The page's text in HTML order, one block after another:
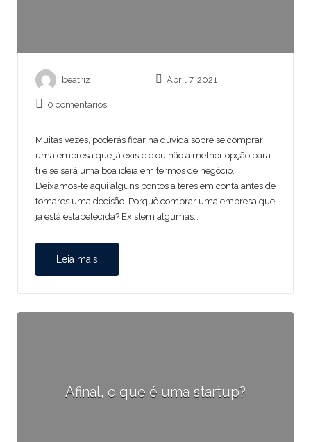
beatriz Abril 7, 2021
0 comentários
Muitas vezes, poderás ficar na dúvida sobre se comprar
uma empresa que já existe é ou não a melhor opção para
ti e se será uma boa ideia em termos de negócio.
Deixamos-te aqui alguns pontos a teres em conta antes de
tomares uma decisão. Porquê comprar uma empresa que
já está estabelecida? Existem algumas…
Leia mais
Afinal, o que é uma startup?